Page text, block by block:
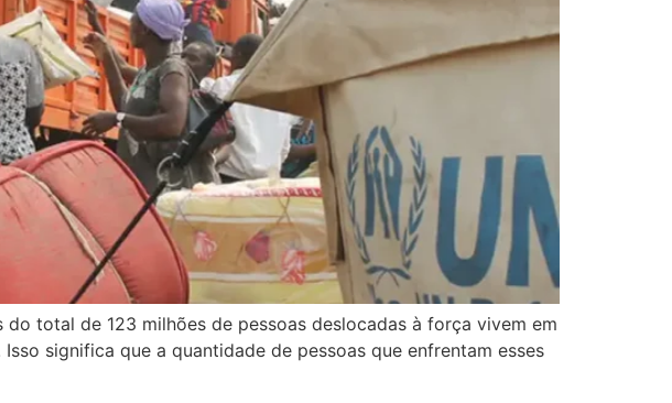
total de 123 milhões de pessoas deslocadas à força vivem em
significa que a quantidade de pessoas que enfrentam esses